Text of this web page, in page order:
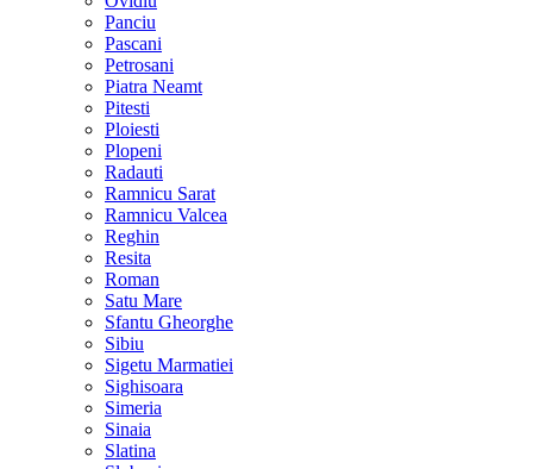
Panciu
Pascani
Petrosani
Piatra Neamt
Pitesti
Ploiesti
Plopeni
Radauti
Ramnicu Sarat
Ramnicu Valcea
Reghin
Resita
Roman
Satu Mare
Sfantu Gheorghe
Sibiu
Sigetu Marmatiei
Sighisoara
Simeria
Sinaia
Slatina